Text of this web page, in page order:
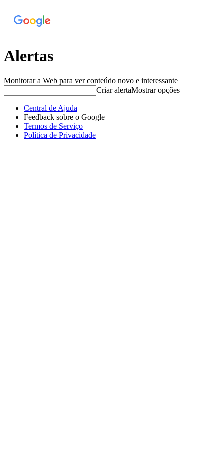
Alertas
Monitorar a Web para ver conteúdo novo e interessante
Criar alertaMostrar opções
Central de Ajuda
Feedback sobre o Google+
Termos de Serviço
Política de Privacidade